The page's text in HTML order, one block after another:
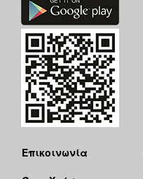
Επικοινωνία